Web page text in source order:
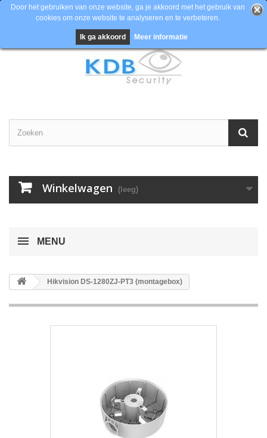
Contacteer ons
Winkelwagen (leeg)
Door het gebruiken van onze website, ga je akkoord met het gebruik van
cookies om onze website te analyseren en te verbeteren.
Ik ga akkoord Meer informatie
MENU
Hikvision DS-1280ZJ-PT3 (montagebox)